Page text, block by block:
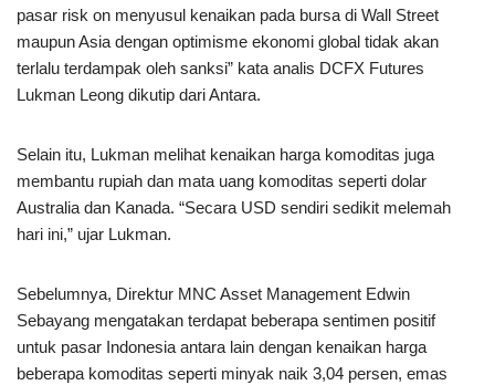
pasar risk on menyusul kenaikan pada bursa di Wall Street
maupun Asia dengan optimisme ekonomi global tidak akan
terlalu terdampak oleh sanksi” kata analis DCFX Futures
Lukman Leong dikutip dari Antara.
Selain itu, Lukman melihat kenaikan harga komoditas juga
membantu rupiah dan mata uang komoditas seperti dolar
Australia dan Kanada. “Secara USD sendiri sedikit melemah
hari ini,” ujar Lukman.
Sebelumnya, Direktur MNC Asset Management Edwin
Sebayang mengatakan terdapat beberapa sentimen positif
untuk pasar Indonesia antara lain dengan kenaikan harga
beberapa komoditas seperti minyak naik 3,04 persen, emas